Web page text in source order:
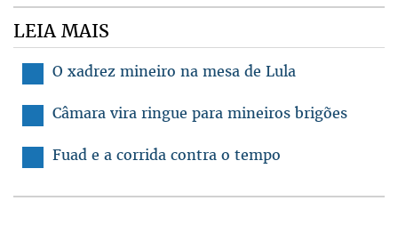
LEIA MAIS
O xadrez mineiro na mesa de Lula
Câmara vira ringue para mineiros brigões
Fuad e a corrida contra o tempo